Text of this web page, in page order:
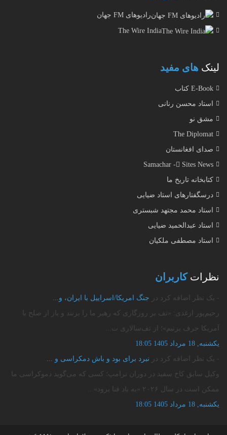
رادیوهای FM جهان
The Wire India
لینک های مفید
E-Book کتاب
استاد محسن رنانی
مشق نو
The Diplomat
صدای افغانستان
Samachar - ُSites News
کتابخانه تاریخ ما
درسگفتارهای استاد ضیایی
استاد محمد مجتهد شبستری
استاد عبدالحمید ضیایی
استاد مصطفی ملکیان
نظرات کاربران
- یک نظر اضافه کرد در جنگ امریکا/اسراییل با ایران، و...
رحیم‌پور ازغدی: «تف بر روزگاری که رهبر ما را بزنند و باز از صلح با
آمریکا حرف بزنیم»؛ از تف‌سالاری ت...
یکشنبه, 18 مرداد 1405 18:05
- یک نظر اضافه کرد در نبرد برای بود و باش دمکراسی و ...
وکیل سابق کاخ سفید در دوران ترامپ؛ کسی که می‌گوید دموکراسی ما
ممکن است در سال ۲۰۲۶ «به باد فنا برود»...
یکشنبه, 18 مرداد 1405 18:05